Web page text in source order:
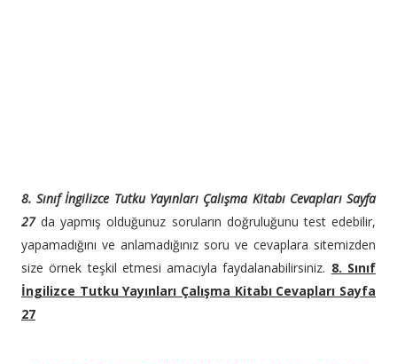
8. Sınıf İngilizce Tutku Yayınları Çalışma Kitabı Cevapları Sayfa
27da yapmış olduğunuz soruların doğruluğunu test edebilir,
yapamadığını ve anlamadığınız soru ve cevaplara sitemizden
size örnek teşkil etmesi amacıyla faydalanabilirsiniz. 8. Sınıf
İngilizce Tutku Yayınları Çalışma Kitabı Cevapları Sayfa
27